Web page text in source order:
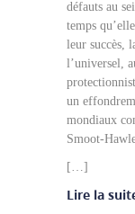
défauts au
temps
leur succès,
l’universel,
un
mondiaux
Smoot-
[…]
Lire la